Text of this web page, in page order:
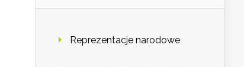
Reprezentacje narodowe